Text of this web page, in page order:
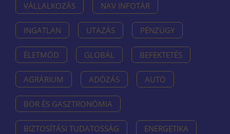
VÁLLALKOZÁS NAV INFOTÁR
INGATLAN UTAZÁS PÉNZÜGY
ÉLETMÓD GLOBÁL BEFEKTETÉS
AGRÁRIUM ADÓZÁS AUTÓ
BOR ÉS GASZTRONÓMIA
BIZTOSÍTÁSI TUDATOSSÁG ENERGETIKA